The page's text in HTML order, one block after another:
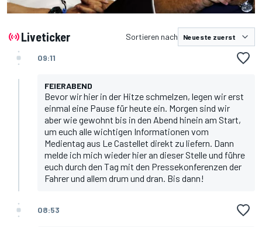
Liveticker Sortieren nach
09:11
FEIERABEND
Bevor wir hier in der Hitze schmelzen, legen wir erst
einmal eine Pause für heute ein. Morgen sind wir
aber wie gewohnt bis in den Abend hinein am Start,
um euch alle wichtigen Informationen vom
Medientag aus Le Castellet direkt zu liefern. Dann
melde ich mich wieder hier an dieser Stelle und führe
euch durch den Tag mit den Pressekonferenzen der
Fahrer und allem drum und dran. Bis dann!
08:53